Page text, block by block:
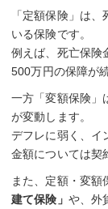
「定額保険」は
いる保険です。
例えば、死亡保険
500万円の保障が
一方「変額保険」
が変動します。
デフレに弱く、イ
金額については契
また、定額・変額
建て保険」 や、外